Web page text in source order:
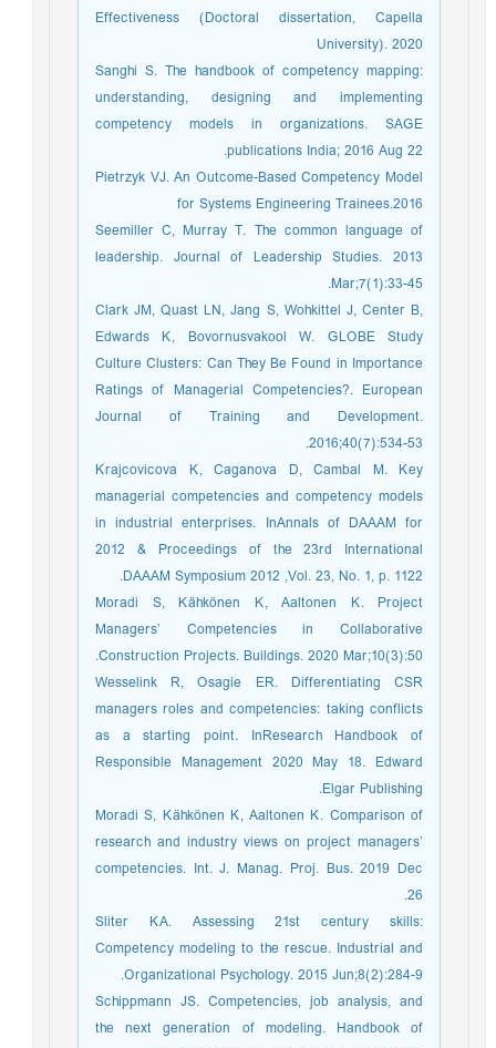
Effectiveness (Doctoral dissertation, Capella
University). 2020
Sanghi S. The handbook of competency mapping:
understanding, designing and implementing
competency models in organizations. SAGE
publications India; 2016 Aug 22.
Pietrzyk VJ. An Outcome-Based Competency Model
for Systems Engineering Trainees.2016
Seemiller C, Murray T. The common language of
leadership. Journal of Leadership Studies. 2013
Mar;7(1):33-45.
Clark JM, Quast LN, Jang S, Wohkittel J, Center B,
Edwards K, Bovornusvakool W. GLOBE Study
Culture Clusters: Can They Be Found in Importance
Ratings of Managerial Competencies?. European
Journal of Training and Development.
2016;40(7):534-53.
Krajcovicova K, Caganova D, Cambal M. Key
managerial competencies and competency models
in industrial enterprises. InAnnals of DAAAM for
2012 & Proceedings of the 23rd International
DAAAM Symposium 2012 ,Vol. 23, No. 1, p. 1122.
Moradi S, Kähkönen K, Aaltonen K. Project
Managers’ Competencies in Collaborative
Construction Projects. Buildings. 2020 Mar;10(3):50.
Wesselink R, Osagie ER. Differentiating CSR
managers roles and competencies: taking conflicts
as a starting point. InResearch Handbook of
Responsible Management 2020 May 18. Edward
Elgar Publishing.
Moradi S, Kähkönen K, Aaltonen K. Comparison of
research and industry views on project managers’
competencies. Int. J. Manag. Proj. Bus. 2019 Dec
26.
Sliter KA. Assessing 21st century skills:
Competency modeling to the rescue. Industrial and
Organizational Psychology. 2015 Jun;8(2):284-9.
Schippmann JS. Competencies, job analysis, and
the next generation of modeling. Handbook of